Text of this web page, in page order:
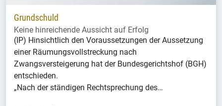
Grundschuld
Keine hinreichende Aussicht auf Erfolg
(IP) Hinsichtlich den Voraussetzungen der Aussetzung
einer Räumungsvollstreckung nach
Zwangsversteigerung hat der Bundesgerichtshof (BGH)
entschieden.
„Nach der ständigen Rechtsprechung des…